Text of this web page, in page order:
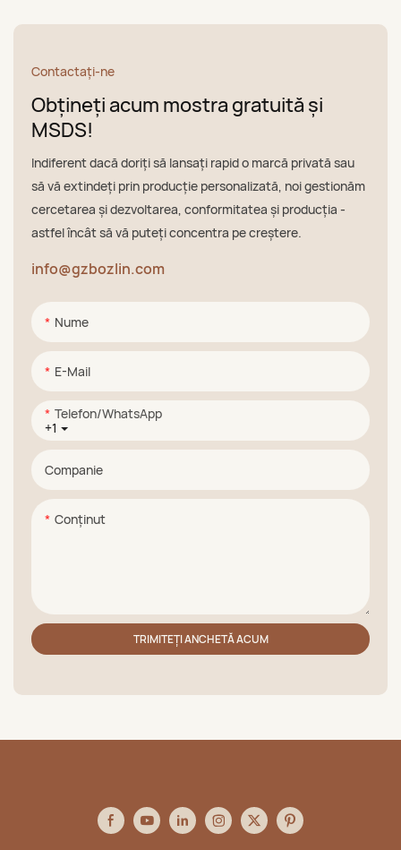
Contactaţi-ne
Obțineți acum mostra gratuită și
MSDS!
Indiferent dacă doriți să lansați rapid o marcă privată sau
să vă extindeți prin producție personalizată, noi gestionăm
cercetarea și dezvoltarea, conformitatea și producția -
astfel încât să vă puteți concentra pe creștere.
info@gzbozlin.com
Nume
E-Mail
+1
Telefon/WhatsApp
Companie
Conţinut
TRIMITEȚI ANCHETĂ ACUM